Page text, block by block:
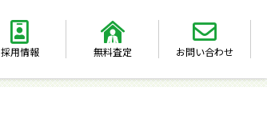
採用情報 無料査定 お問い合わせ